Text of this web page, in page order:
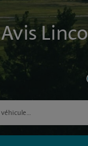
Avis